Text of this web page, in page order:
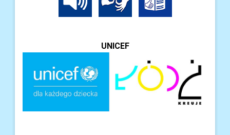
UNICEF